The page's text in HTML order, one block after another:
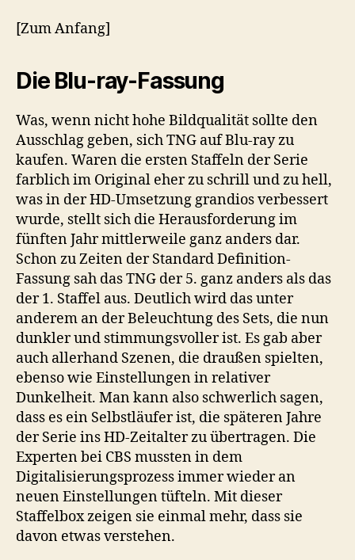
[Zum Anfang]
Die Blu-ray-Fassung
Was, wenn nicht hohe Bildqualität sollte den
Ausschlag geben, sich TNG auf Blu-ray zu
kaufen. Waren die ersten Staffeln der Serie
farblich im Original eher zu schrill und zu hell,
was in der HD-Umsetzung grandios verbessert
wurde, stellt sich die Herausforderung im
fünften Jahr mittlerweile ganz anders dar.
Schon zu Zeiten der Standard Definition-
Fassung sah das TNG der 5. ganz anders als das
der 1. Staffel aus. Deutlich wird das unter
anderem an der Beleuchtung des Sets, die nun
dunkler und stimmungsvoller ist. Es gab aber
auch allerhand Szenen, die draußen spielten,
ebenso wie Einstellungen in relativer
Dunkelheit. Man kann also schwerlich sagen,
dass es ein Selbstläufer ist, die späteren Jahre
der Serie ins HD-Zeitalter zu übertragen. Die
Experten bei CBS mussten in dem
Digitalisierungsprozess immer wieder an
neuen Einstellungen tüfteln. Mit dieser
Staffelbox zeigen sie einmal mehr, dass sie
davon etwas verstehen.